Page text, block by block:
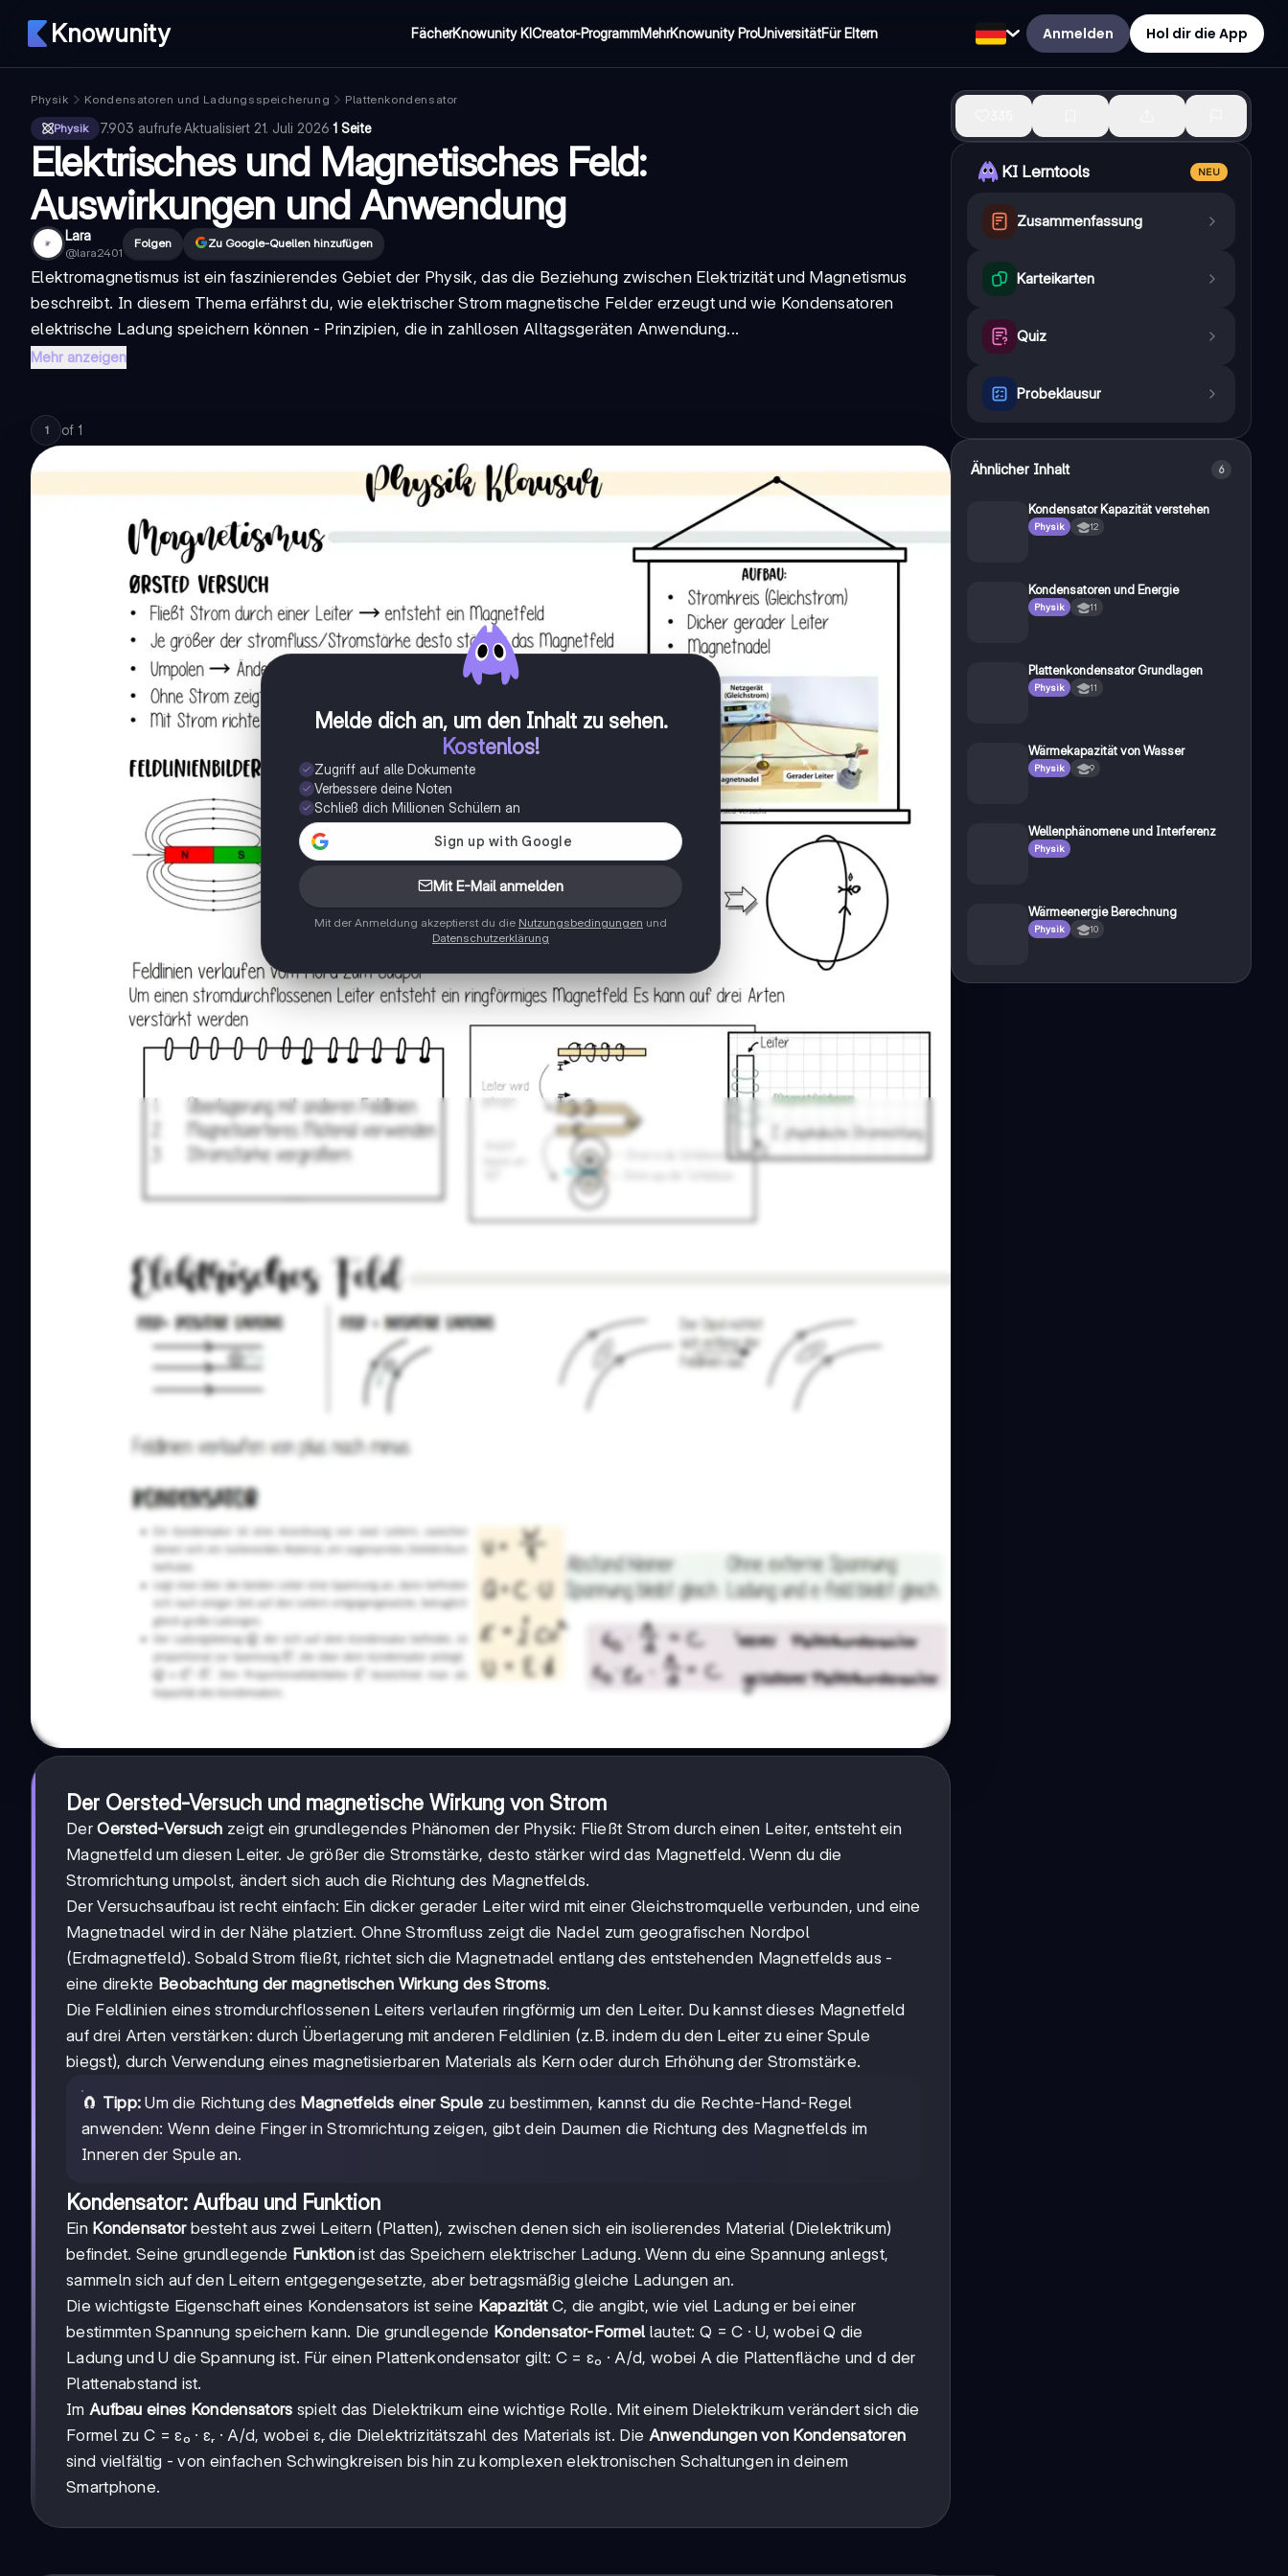
Knowunity FächerKnowunity KICreator-ProgrammMehrKnowunity ProUniversitätFür Eltern Anmelden Hol dir die App
Physik Kondensatoren und Ladungsspeicherung
Plattenkondensator
Physik
7.903 aufrufe·Aktualisiert 21. Juli 2026·1 Seite
Elektrisches und Magnetisches Feld:
Auswirkungen und Anwendung
Lara
@lara2401
Folgen Zu Google-Quellen hinzufügen
Elektromagnetismus ist ein faszinierendes Gebiet der Physik, das die Beziehung zwischen Elektrizität und Magnetismus
beschreibt. In diesem Thema erfährst du, wie elektrischer Strom magnetische Felder erzeugt und wie Kondensatoren
elektrische Ladung speichern können - Prinzipien, die in zahllosen Alltagsgeräten Anwendung...
Mehr anzeigen
1 of 1
Melde dich an, um den Inhalt zu sehen.
Kostenlos!
Zugriff auf alle Dokumente
Verbessere deine Noten
Schließ dich Millionen Schülern an
Mit E-Mail anmelden
Mit der Anmeldung akzeptierst du die Nutzungsbedingungen und
Datenschutzerklärung
Der Oersted-Versuch und magnetische Wirkung von Strom
DerOersted-Versuch zeigt ein grundlegendes Phänomen der Physik: Fließt Strom durch einen Leiter, entsteht ein
Magnetfeld um diesen Leiter. Je größer die Stromstärke, desto stärker wird das Magnetfeld. Wenn du die
Stromrichtung umpolst, ändert sich auch die Richtung des Magnetfelds.
Der Versuchsaufbau ist recht einfach: Ein dicker gerader Leiter wird mit einer Gleichstromquelle verbunden, und eine
Magnetnadel wird in der Nähe platziert. Ohne Stromfluss zeigt die Nadel zum geografischen Nordpol
(Erdmagnetfeld). Sobald Strom fließt, richtet sich die Magnetnadel entlang des entstehenden Magnetfelds aus -
eine direkte Beobachtung der magnetischen Wirkung des Stroms.
Die Feldlinien eines stromdurchflossenen Leiters verlaufen ringförmig um den Leiter. Du kannst dieses Magnetfeld
auf drei Arten verstärken: durch Überlagerung mit anderen Feldlinien (z.B. indem du den Leiter zu einer Spule
biegst), durch Verwendung eines magnetisierbaren Materials als Kern oder durch Erhöhung der Stromstärke.
🧲 Tipp: Um die Richtung des Magnetfelds einer Spule zu bestimmen, kannst du die Rechte-Hand-Regel
anwenden: Wenn deine Finger in Stromrichtung zeigen, gibt dein Daumen die Richtung des Magnetfelds im
Inneren der Spule an.
Kondensator: Aufbau und Funktion
Ein Kondensatorbesteht aus zwei Leitern (Platten), zwischen denen sich ein isolierendes Material (Dielektrikum)
befindet. Seine grundlegende Funktion ist das Speichern elektrischer Ladung. Wenn du eine Spannung anlegst,
sammeln sich auf den Leitern entgegengesetzte, aber betragsmäßig gleiche Ladungen an.
Die wichtigste Eigenschaft eines Kondensators ist seine KapazitätC, die angibt, wie viel Ladung er bei einer
bestimmten Spannung speichern kann. Die grundlegende Kondensator-Formel lautet: Q = C · U, wobei Q die
Ladung und U die Spannung ist. Für einen Plattenkondensator gilt: C = ε₀ · A/d, wobei A die Plattenfläche und d der
Plattenabstand ist.
Im Aufbau eines Kondensators spielt das Dielektrikum eine wichtige Rolle. Mit einem Dielektrikum verändert sich die
Formel zu C = ε₀ · εᵣ · A/d, wobei εᵣ die Dielektrizitätszahl des Materials ist. Die Anwendungen von Kondensatoren
sind vielfältig - von einfachen Schwingkreisen bis hin zu komplexen elektronischen Schaltungen in deinem
Smartphone.
KI Lerntools NEU
Zusammenfassung
Karteikarten
Quiz
Probeklausur
Ähnlicher Inhalt 6
Kondensator Kapazität verstehen
Physik 12
Kondensatoren und Energie
Physik 11
Plattenkondensator Grundlagen
Physik 11
Wärmekapazität von Wasser
Physik 9
Wellenphänomene und Interferenz
Physik
Wärmeenergie Berechnung
Physik 10